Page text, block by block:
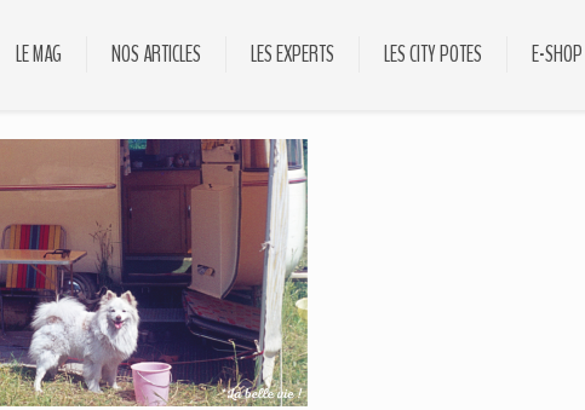
LE MAG NOS ARTICLES LES EXPERTS LES CITY POTES E-SHOP